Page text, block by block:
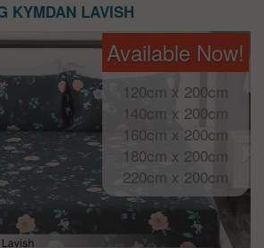
KYMDAN LAVISH
Available Now!
120cm x 200cm
140cm x 200cm
160cm x 200cm
180cm x 200cm
220cm x 200cm